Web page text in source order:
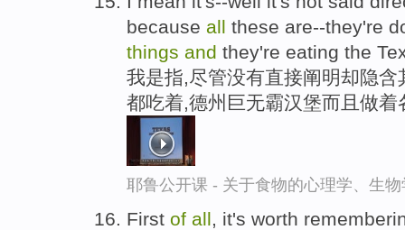
because all these are--they're
things and they're eating the
我是指,尽管没有直接阐明却隐
都吃着,德州巨无霸汉堡而且做着
耶鲁公开课 - 关于食物的心理学、生
First of all, it's worth